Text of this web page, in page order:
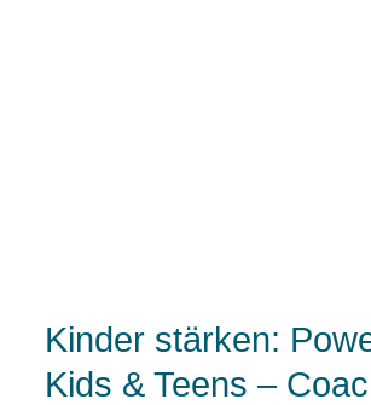
Kinder stärken:
Kids & Teens –